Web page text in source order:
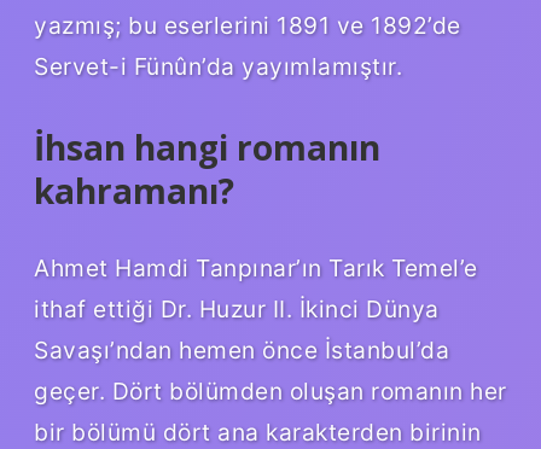
yazmış; bu eserlerini 1891 ve 1892’de
Servet-i Fünûn’da yayımlamıştır.
İhsan hangi romanın
kahramanı?
Ahmet Hamdi Tanpınar’ın Tarık Temel’e
ithaf ettiği Dr. Huzur II. İkinci Dünya
Savaşı’ndan hemen önce İstanbul’da
geçer. Dört bölümden oluşan romanın her
bir bölümü dört ana karakterden birinin